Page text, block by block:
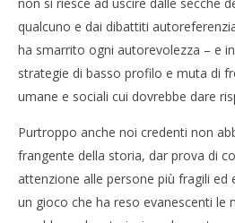
qualcuno e dai dibattiti
ha smarrito ogni autorevolezza – e in
strategie di basso profilo e muta di
umane e sociali cui dovrebbe dare
Purtroppo anche noi credenti non
frangente della storia, dar prova di
attenzione alle persone più fragili ed
un gioco che ha reso evanescenti le